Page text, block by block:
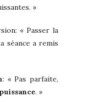
»
« Passer la
séance a remis
: « Pas parfaite,
puissance. »